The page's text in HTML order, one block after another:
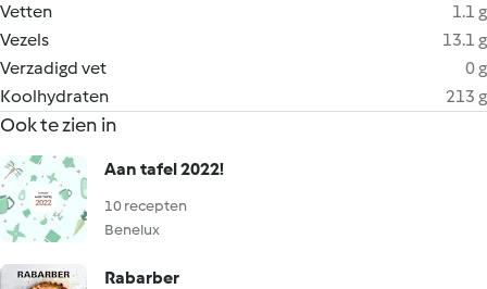
Vetten
1.1 g
Vezels
13.1 g
Verzadigd vet
0 g
Koolhydraten
213 g
Ook te zien in
Aan tafel 2022!
10 recepten
Benelux
Rabarber